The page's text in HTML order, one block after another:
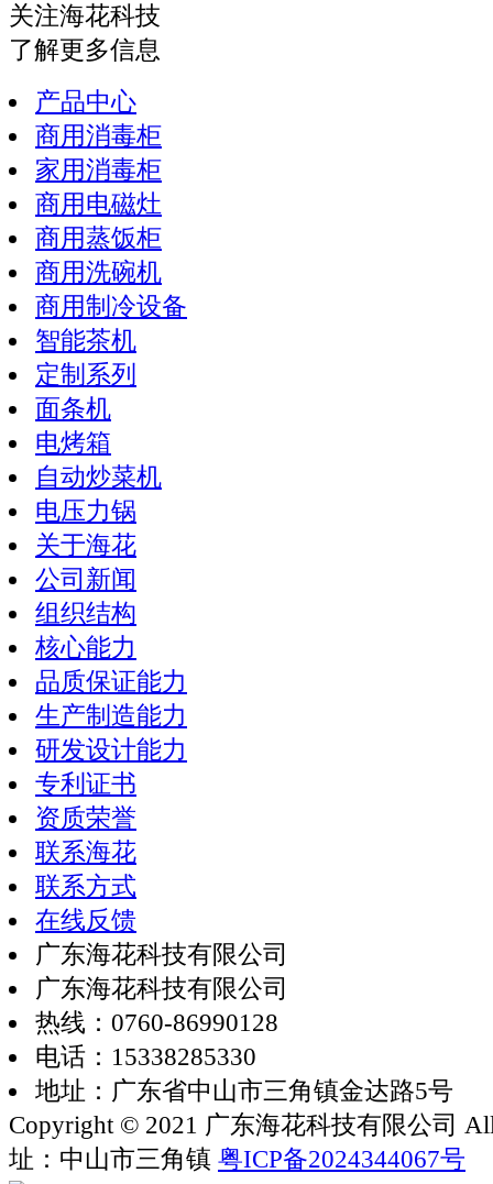
关注海花科技
了解更多信息
产品中心
商用消毒柜
家用消毒柜
商用电磁灶
商用蒸饭柜
商用洗碗机
商用制冷设备
智能茶机
定制系列
面条机
电烤箱
自动炒菜机
电压力锅
关于海花
公司新闻
组织结构
核心能力
品质保证能力
生产制造能力
研发设计能力
专利证书
资质荣誉
联系海花
联系方式
在线反馈
广东海花科技有限公司
广东海花科技有限公司
热线：0760-86990128
电话：15338285330
地址：广东省中山市三角镇金达路5号
Copyright © 2021 广东海花科技有限公司
址：中山市三角镇 粤ICP备2024344067号